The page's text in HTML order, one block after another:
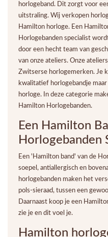
horlogeband. Dit zorgt voor
uitstraling. Wij verkopen
Hamilton horloge. Een
Horlogebanden specialist
door een hecht team van
van onze ateliers. Onze
Zwitserse horlogemerken. Je
kwalitatief horlogebandje
horloge. In deze categorie
Hamilton Horlogebanden.
Een Hamilton
Horlogebanden
Een 'Hamilton band' van de
soepel, antiallergisch en
horlogebanden maken het
pols-sieraad, tussen een
Daarnaast koop je een
zie je en dit voel je.
Hamilton